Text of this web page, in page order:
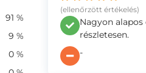
91 %
9 %
0 %
(ellenőrzött értékelés)
Nagyon
részletesen.
-